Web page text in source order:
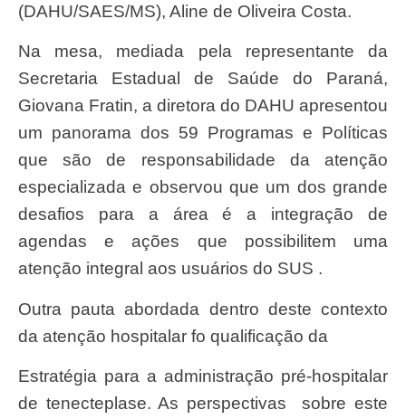
(DAHU/SAES/MS), Aline de Oliveira Costa.
Na mesa, mediada pela representante da
Secretaria Estadual de Saúde do Paraná,
Giovana Fratin, a diretora do DAHU apresentou
um panorama dos 59 Programas e Políticas
que são de responsabilidade da atenção
especializada e observou que um dos grande
desafios para a área é a integração de
agendas e ações que possibilitem uma
atenção integral aos usuários do SUS .
Outra pauta abordada dentro deste contexto
da atenção hospitalar fo qualificação da
estratégia para a administração pré-hospitalar
de tenecteplase. As perspectivas sobre este